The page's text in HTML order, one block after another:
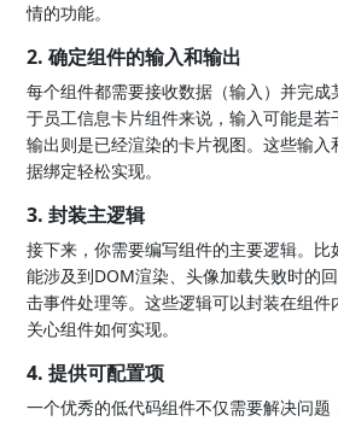
情的功能。
2. 确定组件的输入和输出
每个组件都需要接收数据（输入）并完
于员工信息卡片组件来说，输入可能是
输出则是已经渲染的卡片视图。这些输入
据绑定轻松实现。
3. 封装主逻辑
接下来，你需要编写组件的主要逻辑。
能涉及到DOM渲染、头像加载失败时的
击事件处理等。这些逻辑可以封装在组
关心组件如何实现。
4. 提供可配置项
一个优秀的低代码组件不仅需要解决问